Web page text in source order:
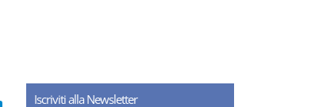
Iscriviti alla Newsletter